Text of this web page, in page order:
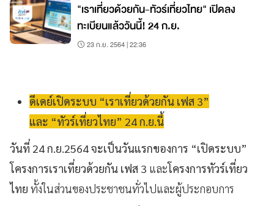
"เราเที่ยวด้วยกัน-ทัวร์เที่ยวไทย" เปิดลง
ทะเบียนแล้ววันนี้! 24 ก.ย.
23 ก.ย. 2564 | 22:36
ดีเดย์เปิดระบบ “เราเที่ยวด้วยกัน เฟส 3”
และ “ทัวร์เที่ยวไทย” 24 ก.ย.นี้
วันที่ 24 ก.ย.2564 จะเป็นวันแรกของการ “เปิดระบบ”
โครงการเราเที่ยวด้วยกัน เฟส 3 และโครงการทัวร์เที่ยว
ไทย ทั้งในส่วนของประชาชนทั่วไปและผู้ประกอบการ